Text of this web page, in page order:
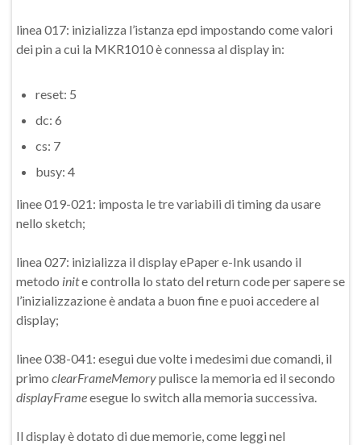
linea 017: inizializza l’istanza epd impostando come valori
dei pin a cui la MKR1010 è connessa al display in:
reset: 5
dc: 6
cs: 7
busy: 4
linee 019-021: imposta le tre variabili di timing da usare
nello sketch;
linea 027: inizializza il display ePaper e-Ink usando il
metodo inite controlla lo stato del return code per sapere se
l’inizializzazione è andata a buon fine e puoi accedere al
display;
linee 038-041: esegui due volte i medesimi due comandi, il
primo clearFrameMemorypulisce la memoria ed il secondo
displayFrameesegue lo switch alla memoria successiva.
Il display è dotato di due memorie, come leggi nel